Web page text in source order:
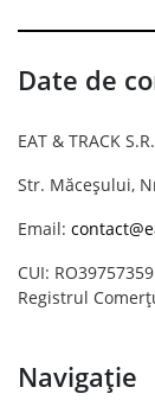
Date de
EAT & TRACK
Str. Măceșului,
Email:
CUI: RO39757359
Registrul
Navigație